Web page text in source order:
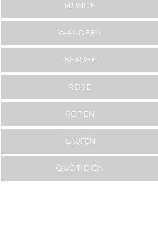
HUNDE
WANDERN
BERUFE
REISE
REITEN
LAUFEN
QUOTIDIEN